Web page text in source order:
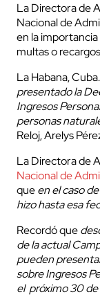
La Directora de
Nacional de
en la
multas o recargos
La Habana,
presentado la
Ingresos
personas
Reloj, Arelys
La Directora de
Nacional de
queen el caso
hizo hasta esa
Recordó que
de la actual
pueden
sobre Ingresos
el próximo 30 de